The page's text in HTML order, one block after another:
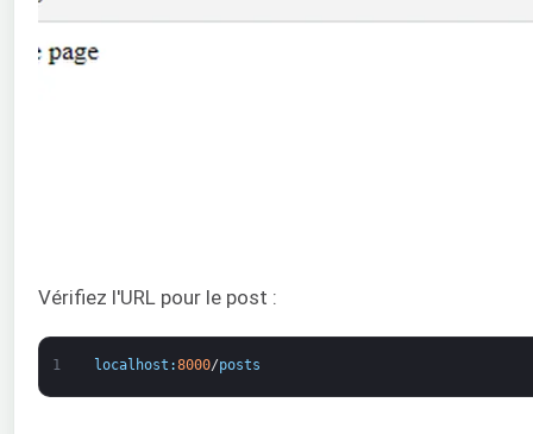
Vérifiez l'URL pour le post :
1 localhost :8000/posts